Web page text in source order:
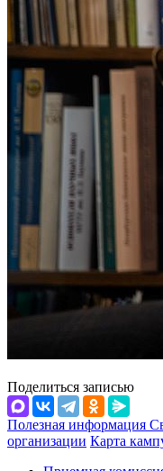
Поделиться записью
Полезная информация
организации Карта